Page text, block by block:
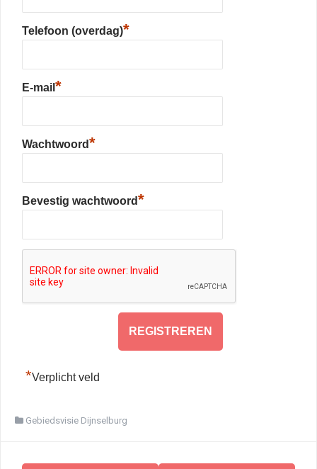
Telefoon (overdag)*
E-mail *
Wachtwoord*
Bevestig wachtwoord*
*Verplicht veld
Gebiedsvisie Dijnselburg